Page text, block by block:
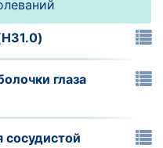
глаза
сосудистой